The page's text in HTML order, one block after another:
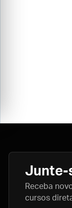
Junte-
Receba
cursos